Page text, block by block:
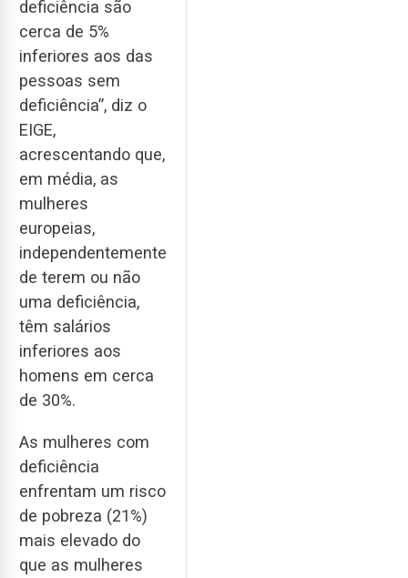
deficiência são
cerca de 5%
inferiores aos das
pessoas sem
deficiência”, diz o
EIGE,
acrescentando que,
em média, as
mulheres
europeias,
independentemente
de terem ou não
uma deficiência,
têm salários
inferiores aos
homens em cerca
de 30%.
As mulheres com
deficiência
enfrentam um risco
de pobreza (21%)
mais elevado do
que as mulheres